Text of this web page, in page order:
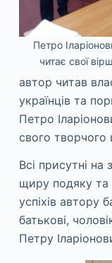
Петро
читає свої
автор читав
українців та
Петро
свого
Всі присутні на
щиру подяку
успіхів автору
батькові,
Петру